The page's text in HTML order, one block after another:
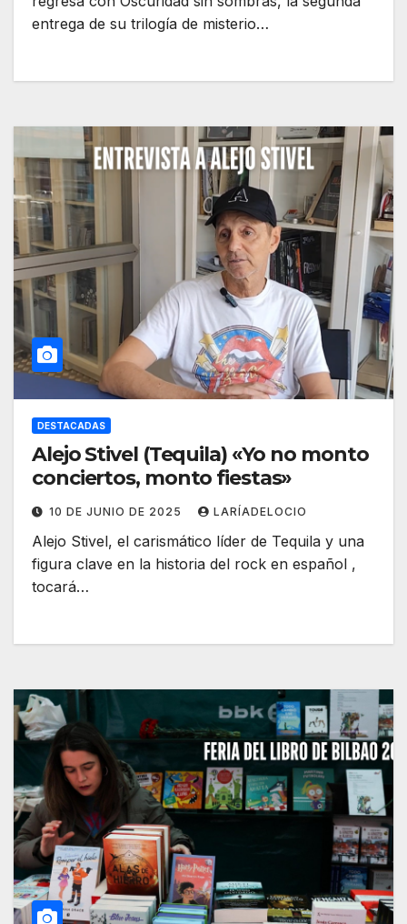
entrega de su trilogía de misterio…
DESTACADAS
Alejo Stivel (Tequila) «Yo no monto
conciertos, monto fiestas»
10 DE JUNIO DE 2025 LARÍADELOCIO
Alejo Stivel, el carismático líder de Tequila y una
figura clave en la historia del rock en español ,
tocará…